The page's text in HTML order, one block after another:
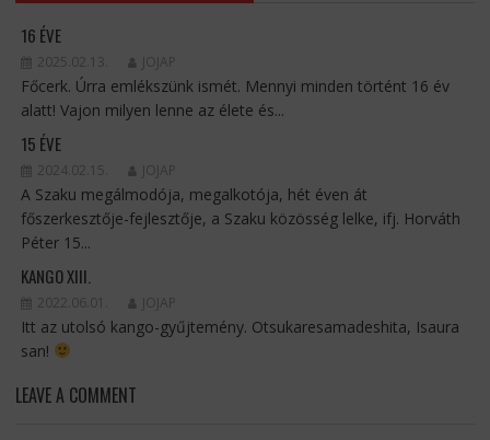
16 ÉVE
2025.02.13. JOJAP
Főcerk. Úrra emlékszünk ismét. Mennyi minden történt 16 év
alatt! Vajon milyen lenne az élete és...
15 ÉVE
2024.02.15. JOJAP
A Szaku megálmodója, megalkotója, hét éven át
főszerkesztője-fejlesztője, a Szaku közösség lelke, ifj. Horváth
Péter 15...
KANGO XIII.
2022.06.01. JOJAP
Itt az utolsó kango-gyűjtemény. Otsukaresamadeshita, Isaura
san!
LEAVE A COMMENT